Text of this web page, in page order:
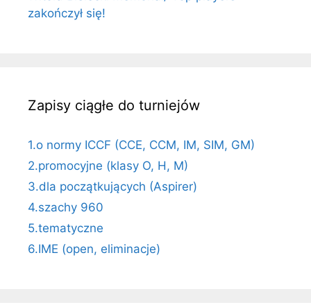
zakończył się!
Zapisy ciągłe do turniejów
1.o normy ICCF (CCE, CCM, IM, SIM, GM)
2.promocyjne (klasy O, H, M)
3.dla początkujących (Aspirer)
4.szachy 960
5.tematyczne
6.IME (open, eliminacje)